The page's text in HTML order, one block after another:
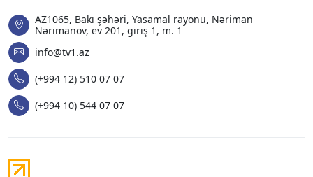
AZ1065, Bakı şəhəri, Yasamal rayonu, Nəriman
Nərimanov, ev 201, giriş 1, m. 1
info@tv1.az
(+994 12) 510 07 07
(+994 10) 544 07 07